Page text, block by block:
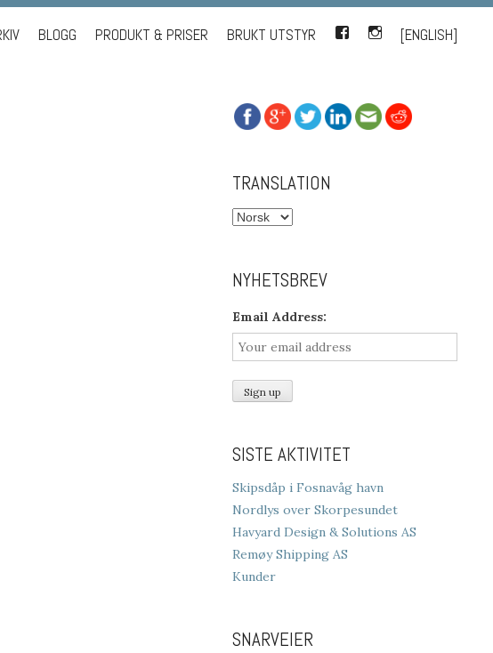
BLOGG PRODUKT & PRISER BRUKT UTSTYR FACEBOOKINSTAGRAM
[ENGLISH]
TRANSLATION
NYHETSBREV
Email Address:
SISTE AKTIVITET
Skipsdåp i Fosnavåg havn
Nordlys over Skorpesundet
Havyard Design & Solutions AS
Remøy Shipping AS
Kunder
SNARVEIER